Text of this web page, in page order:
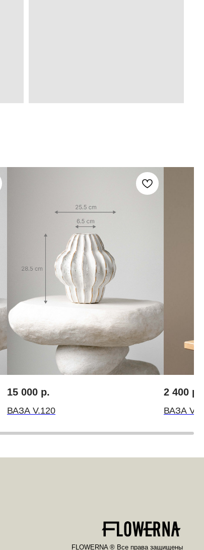
15 000 р.
ВАЗА V.120
2 400 р.
ВАЗА
ИНН 10509541560 ОГРН 314501832300035